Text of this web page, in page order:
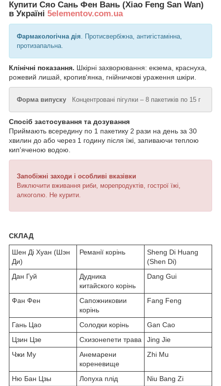
Купити Сяо Сань Фен Вань (Xiao Feng San Wan)
в Україні 5elementov.com.ua
Фармакологічна дія. Протисвербіжна, антигістамінна,
протизапальна.
Клінічні показання. Шкірні захворювання: екзема, краснуха,
рожевий лишай, кропив'янка, гнійничкові ураження шкіри.
Форма випуску Концентровані пігулки – 8 пакетиків по 15 г
Спосіб застосування та дозування
Приймають всередину по 1 пакетику 2 рази на день за 30
хвилин до або через 1 годину після їжі, запиваючи теплою
кип'яченою водою.
Запобіжні заходи і особливі вказівки
Виключити вживання риби, морепродуктів, гострої їжі,
алкоголю. Не курити.
СКЛАД
Шен Ді Хуан (Шэн
Ди)
Реманії корінь
Sheng Di Huang
(Shen Di)
Дан Гуй
Дудника
китайского корінь
Dang Gui
Фан Фен
Сапожниковии
корінь
Fang Feng
Гань Цао Солодки корінь
Gan Cao
Цзин Цзе
Схизонепети трава
Jing Jie
Чжи Му
Анемарени
кореневище
Zhi Mu
Ню Бан Цзы Лопуха плід
Niu Bang Zi